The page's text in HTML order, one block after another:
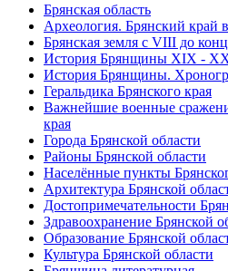
Брянская область
Археология. Брянский край
Брянская земля с VIII до
История Брянщины XIX -
История Брянщины.
Геральдика Брянского края
Важнейшие военные
края
Города Брянской области
Районы Брянской области
Населённые пункты
Архитектура Брянской
Достопримечательности
Здравоохранение Брянской
Образование Брянской
Культура Брянской области